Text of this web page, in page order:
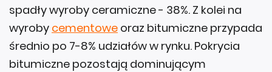
spadły wyroby ceramiczne - 38%. Z kolei na
wyroby cementowe oraz bitumiczne przypada
średnio po 7-8% udziałów w rynku. Pokrycia
bitumiczne pozostają dominującym